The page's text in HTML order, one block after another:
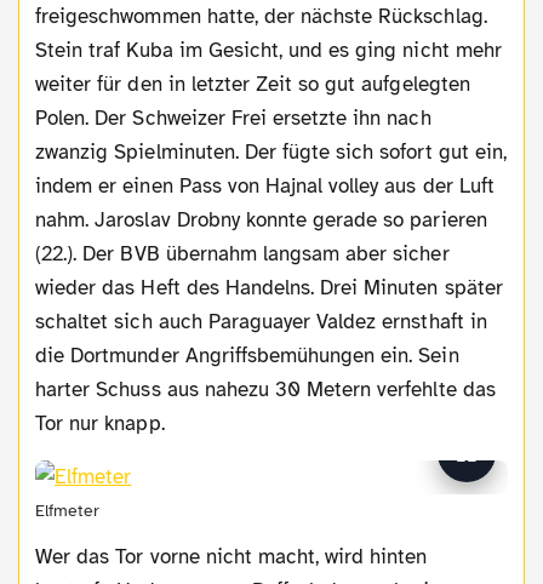
freigeschwommen hatte, der nächste Rückschlag.
Stein traf Kuba im Gesicht, und es ging nicht mehr
weiter für den in letzter Zeit so gut aufgelegten
Polen. Der Schweizer Frei ersetzte ihn nach
zwanzig Spielminuten. Der fügte sich sofort gut ein,
indem er einen Pass von Hajnal volley aus der Luft
nahm. Jaroslav Drobny konnte gerade so parieren
(22.). Der BVB übernahm langsam aber sicher
wieder das Heft des Handelns. Drei Minuten später
schaltet sich auch Paraguayer Valdez ernsthaft in
die Dortmunder Angriffsbemühungen ein. Sein
harter Schuss aus nahezu 30 Metern verfehlte das
Tor nur knapp.
Elfmeter
Wer das Tor vorne nicht macht, wird hinten